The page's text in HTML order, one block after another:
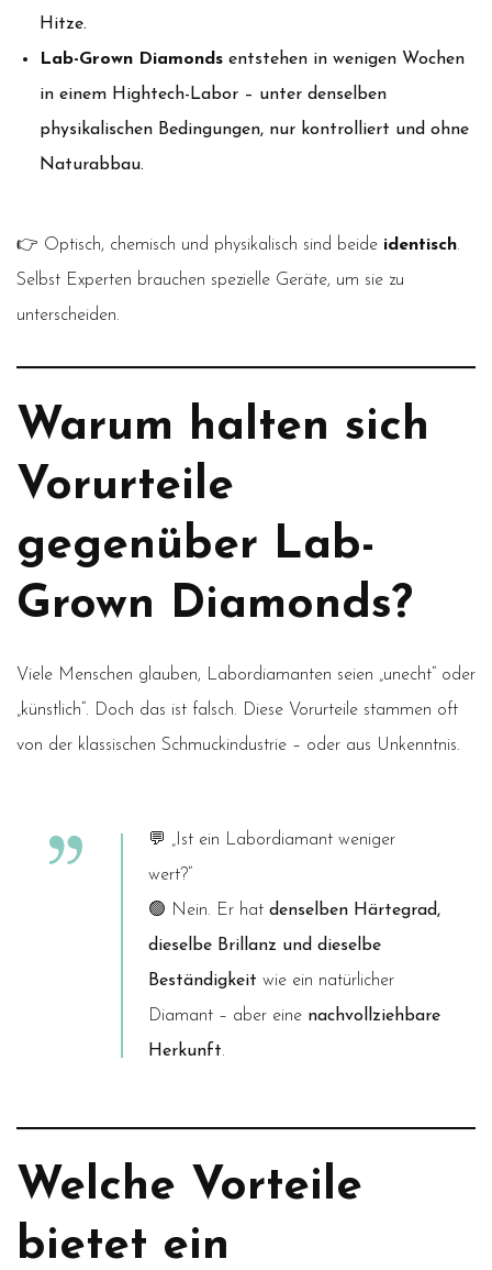
Hitze.
Lab-Grown Diamonds entstehen in wenigen Wochen
in einem Hightech-Labor – unter denselben
physikalischen Bedingungen, nur kontrolliert und ohne
Naturabbau.
👉 Optisch, chemisch und physikalisch sind beide identisch.
Selbst Experten brauchen spezielle Geräte, um sie zu
unterscheiden.
Warum halten sich
Vorurteile
gegenüber Lab-
Grown Diamonds?
Viele Menschen glauben, Labordiamanten seien „unecht“ oder
„künstlich“. Doch das ist falsch. Diese Vorurteile stammen oft
von der klassischen Schmuckindustrie – oder aus Unkenntnis.
💬 „Ist ein Labordiamant weniger
wert?“
🟢 Nein. Er hat denselben Härtegrad,
dieselbe Brillanz und dieselbe
Beständigkeit wie ein natürlicher
Diamant – aber eine nachvollziehbare
Herkunft.
Welche Vorteile
bietet ein